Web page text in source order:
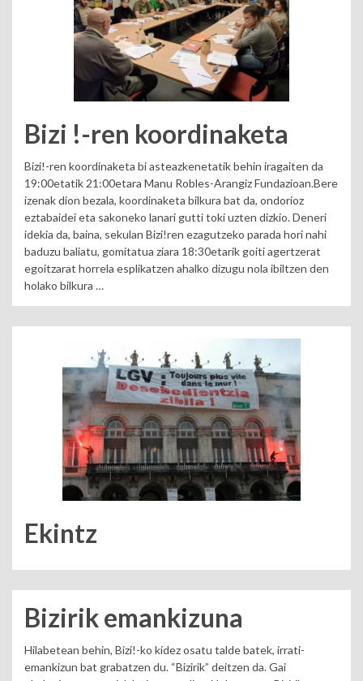
Bizi !-ren koordinaketa
Bizi!-ren koordinaketa bi asteazkenetatik behin iragaiten da
19:00etatik 21:00etara Manu Robles-Arangiz Fundazioan.Bere
izenak dion bezala, koordinaketa bilkura bat da, ondorioz
eztabaidei eta sakoneko lanari gutti toki uzten dizkio. Deneri
idekia da, baina, sekulan Bizi!ren ezagutzeko parada hori nahi
baduzu baliatu, gomitatua ziara 18:30etarik goiti agertzerat
egoitzarat horrela esplikatzen ahalko dizugu nola ibiltzen den
holako bilkura …
Ekintz
Bizirik emankizuna
Hilabetean behin, Bizi!-ko kidez osatu talde batek, irrati-
emankizun bat grabatzen du. “Bizirik” deitzen da. Gai